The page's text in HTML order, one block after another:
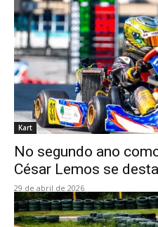
Kart
No segundo ano
César Lemos se
29 de abril de 2026